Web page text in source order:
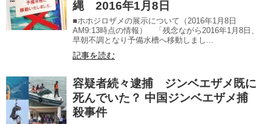
縄 2016年1月8日
■ホホジロザメの展示について（2016年1月8日
AM9:13時点の情報） 「残念ながら2016年1月8日、
早朝不調となり予備水槽へ移動しまし...
記事を読む
容疑者続々逮捕 ジンベエザメ既に
死んでいた？ 中国ジンベエザメ捕
殺事件